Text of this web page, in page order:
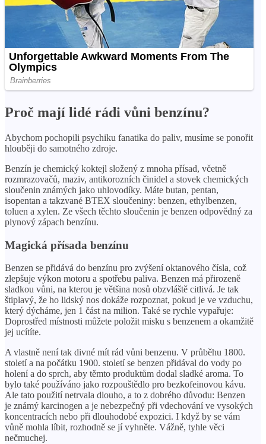
Proč mají lidé rádi vůni benzínu?
Abychom pochopili psychiku fanatika do paliv, musíme se ponořit
hlouběji do samotného zdroje.
Benzín je chemický koktejl složený z mnoha přísad, včetně
rozmrazovačů, maziv, antikorozních činidel a stovek chemických
sloučenin známých jako uhlovodíky. Máte butan, pentan,
isopentan a takzvané BTEX sloučeniny: benzen, ethylbenzen,
toluen a xylen. Ze všech těchto sloučenin je benzen odpovědný za
plynový zápach benzínu.
Magická přísada benzínu
Benzen se přidává do benzínu pro zvýšení oktanového čísla, což
zlepšuje výkon motoru a spotřebu paliva. Benzen má přirozeně
sladkou vůni, na kterou je většina nosů obzvláště citlivá. Je tak
štiplavý, že ho lidský nos dokáže rozpoznat, pokud je ve vzduchu,
který dýcháme, jen 1 část na milion. Také se rychle vypařuje:
Doprostřed místnosti můžete položit misku s benzenem a okamžitě
jej ucítíte.
A vlastně není tak divné mít rád vůni benzenu. V průběhu 1800.
století a na počátku 1900. století se benzen přidával do vody po
holení a do sprch, aby těmto produktům dodal sladké aroma. To
bylo také používáno jako rozpouštědlo pro bezkofeinovou kávu.
Ale tato použití netrvala dlouho, a to z dobrého důvodu: Benzen
je známý karcinogen a je nebezpečný při vdechování ve vysokých
koncentracích nebo při dlouhodobé expozici. I když by se vám
vůně mohla líbit, rozhodně se jí vyhněte. Vážně, tyhle věci
nečmuchej.